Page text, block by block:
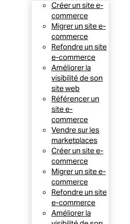
Créer un site e-
commerce
Migrer un site e-
commerce
Refondre un site
e-commerce
Améliorer la
visibilité de son
site web
Référencer un
site e-
commerce
Vendre sur les
marketplaces
Créer un site e-
commerce
Migrer un site e-
commerce
Refondre un site
e-commerce
Améliorer la